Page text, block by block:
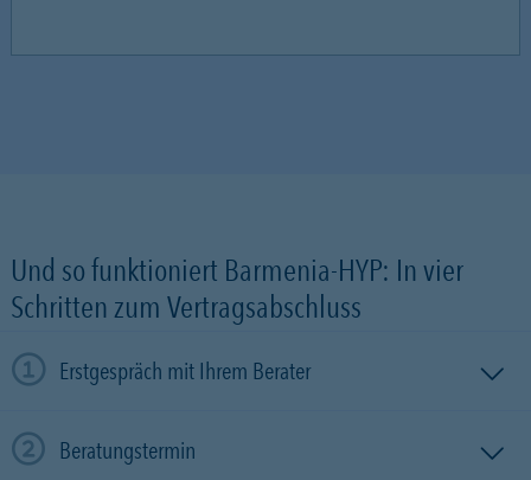
Und so funktioniert Barmenia-HYP: In vier
Schritten zum Vertragsabschluss
Erstgespräch mit Ihrem Berater
Beratungstermin